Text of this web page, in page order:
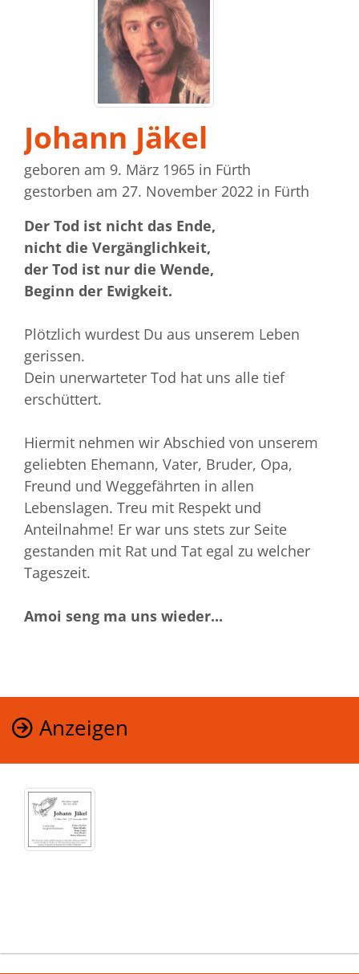
Johann Jäkel
geboren am 9. März 1965 in Fürth
gestorben am 27. November 2022 in Fürth
Der Tod ist nicht das Ende,
nicht die Vergänglichkeit,
der Tod ist nur die Wende,
Beginn der Ewigkeit.
Plötzlich wurdest Du aus unserem Leben
gerissen.
Dein unerwarteter Tod hat uns alle tief
erschüttert.
Hiermit nehmen wir Abschied von unserem
geliebten Ehemann, Vater, Bruder, Opa,
Freund und Weggefährten in allen
Lebenslagen. Treu mit Respekt und
Anteilnahme! Er war uns stets zur Seite
gestanden mit Rat und Tat egal zu welcher
Tageszeit.
Amoi seng ma uns wieder...
Anzeigen